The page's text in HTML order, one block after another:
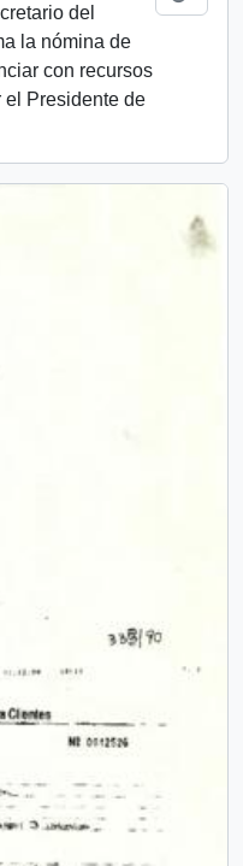
del
la nómina de
con recursos
Presidente de